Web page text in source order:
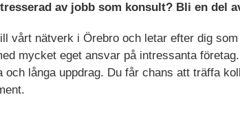
av jobb som konsult? Bli en del
vårt nätverk i Örebro och letar efter dig
mycket eget ansvar på intressanta
och långa uppdrag. Du får chans att träffa